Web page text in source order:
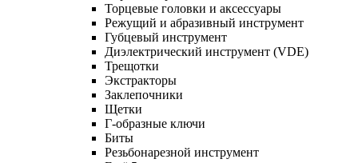
Торцевые головки и аксессуары
Режущий и абразивный инструмент
Губцевый инструмент
Диэлектрический инструмент (VDE)
Трещотки
Экстракторы
Заклепочники
Щетки
Г-образные ключи
Биты
Резьбонарезной инструмент